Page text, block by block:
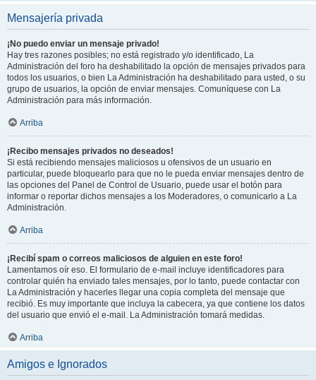
Mensajería privada
¡No puedo enviar un mensaje privado!
Hay tres razones posibles; no está registrado y/o identificado, La
Administración del foro ha deshabilitado la opción de mensajes privados para
todos los usuarios, o bien La Administración ha deshabilitado para usted, o su
grupo de usuarios, la opción de enviar mensajes. Comuníquese con La
Administración para más información.
Arriba
¡Recibo mensajes privados no deseados!
Si está recibiendo mensajes maliciosos u ofensivos de un usuario en
particular, puede bloquearlo para que no le pueda enviar mensajes dentro de
las opciones del Panel de Control de Usuario, puede usar el botón para
informar o reportar dichos mensajes a los Moderadores, o comunicarlo a La
Administración.
Arriba
¡Recibí spam o correos maliciosos de alguien en este foro!
Lamentamos oír eso. El formulario de e-mail incluye identificadores para
controlar quién ha enviado tales mensajes, por lo tanto, puede contactar con
La Administración y hacerles llegar una copia completa del mensaje que
recibió. Es muy importante que incluya la cabecera, ya que contiene los datos
del usuario que envió el e-mail. La Administración tomará medidas.
Arriba
Amigos e Ignorados